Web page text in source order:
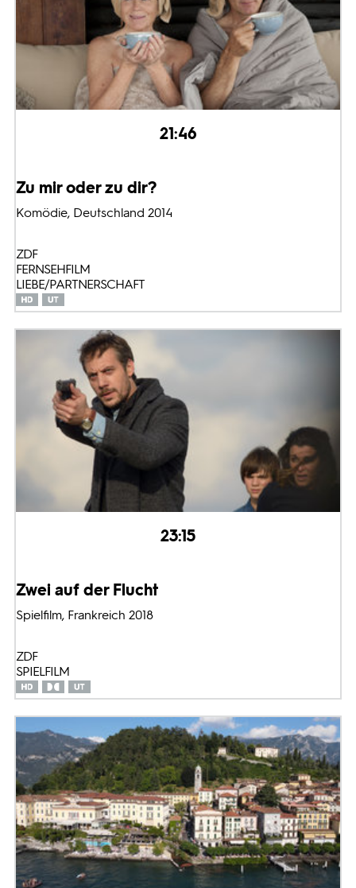
21:46
Zu mir oder zu dir?
Komödie, Deutschland 2014
ZDF
FERNSEHFILM
LIEBE/PARTNERSCHAFT
23:15
Zwei auf der Flucht
Spielfilm, Frankreich 2018
ZDF
SPIELFILM